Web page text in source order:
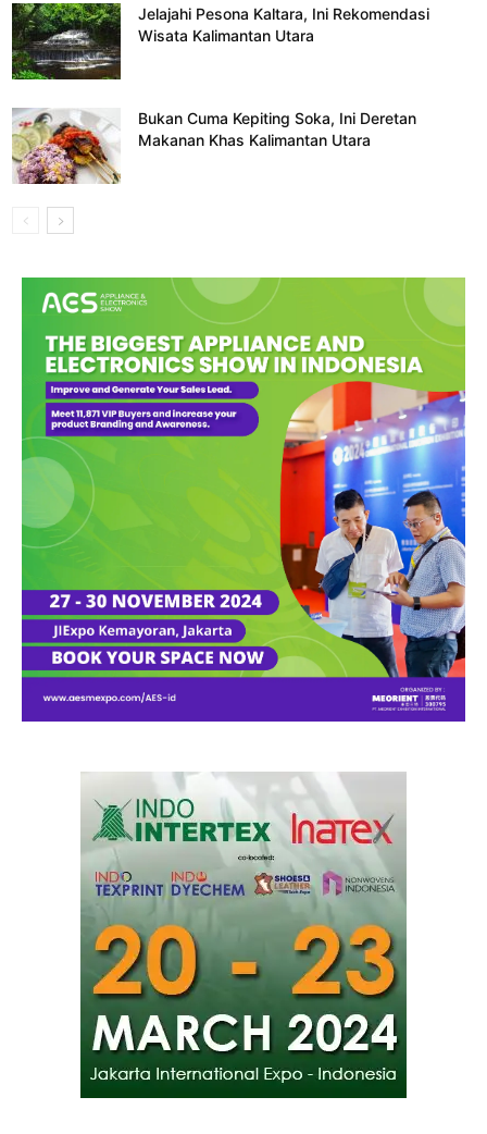
Jelajahi Pesona Kaltara, Ini Rekomendasi
Wisata Kalimantan Utara
Bukan Cuma Kepiting Soka, Ini Deretan
Makanan Khas Kalimantan Utara